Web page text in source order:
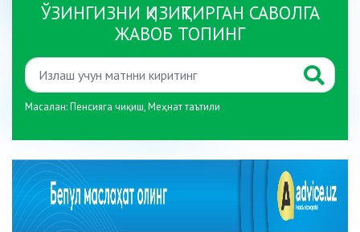
ЎЗИНГИЗНИ ҚИЗИҚТИРГАН САВОЛГА
ЖАВОБ ТОПИНГ
Масалан:Пенсияга чиқиш,Меҳнат таътили